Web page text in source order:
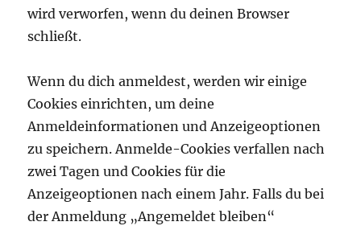
wird verworfen, wenn du deinen Browser
schließt.
Wenn du dich anmeldest, werden wir einige
Cookies einrichten, um deine
Anmeldeinformationen und Anzeigeoptionen
zu speichern. Anmelde-Cookies verfallen nach
zwei Tagen und Cookies für die
Anzeigeoptionen nach einem Jahr. Falls du bei
der Anmeldung „Angemeldet bleiben“